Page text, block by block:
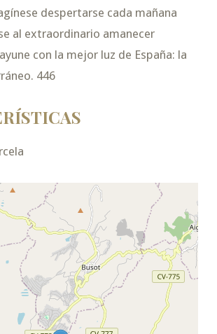
despertarse cada mañana
al extraordinario amanecer
con la mejor luz de España: la
446